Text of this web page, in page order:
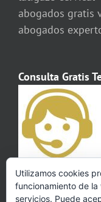
abogados gratis
abogados
Consulta Gratis
Utilizamos cookies
funcionamiento de
servicios. Puede